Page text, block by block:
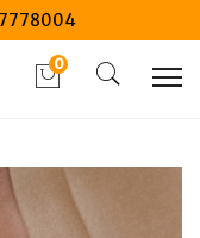
7778004
0